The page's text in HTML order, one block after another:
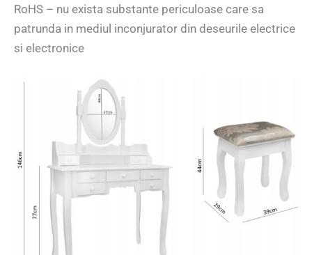
RoHS – nu exista substante periculoase care sa
patrunda in mediul inconjurator din deseurile electrice
si electronice